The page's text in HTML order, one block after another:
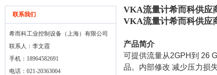
联系我们
希而科工业控制设备（上海）有限公司
联系人：李文霞
手机：18964582691
电话：021-20363004
VKA流量计希而科供应
VKA流量计希而科供应
产品简介
可提供流量从2GPH到 26
品。内部修改 减少压力损